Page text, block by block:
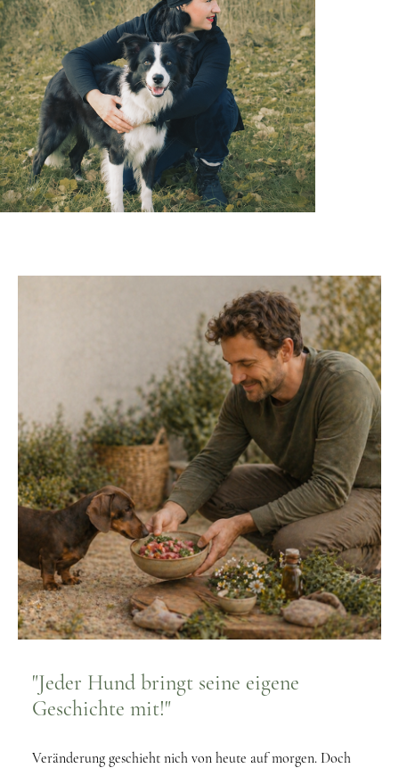
"Jeder Hund bringt seine eigene
Geschichte mit!"
Veränderung geschieht nich von heute auf morgen. Doch